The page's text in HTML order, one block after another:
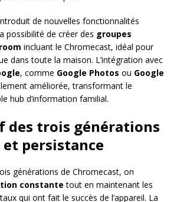
de nouvelles fonctionnalités
possibilité de créer des groupes
incluant le Chromecast, idéal pour
dans toute la maison. L’intégration avec
, comme Google Photos ou Google
améliorée, transformant le
hub d’information familial.
des trois générations
persistance
générations de Chromecast, on
constante tout en maintenant les
qui ont fait le succès de l’appareil. La